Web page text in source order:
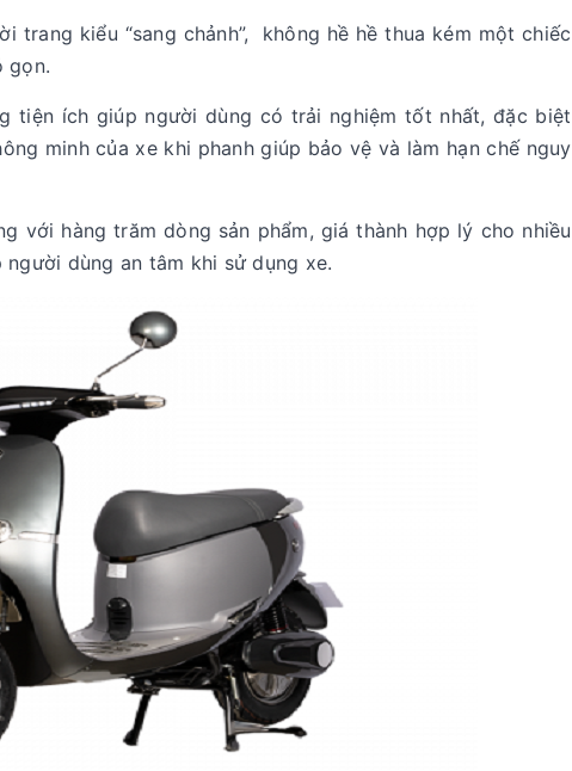
trang kiểu “sang chảnh”, không hề hề thua kém một chiếc
gọn.
tiện ích giúp người dùng có trải nghiệm tốt nhất, đặc biệt
minh của xe khi phanh giúp bảo vệ và làm hạn chế nguy
với hàng trăm dòng sản phẩm, giá thành hợp lý cho nhiều
dùng an tâm khi sử dụng xe.